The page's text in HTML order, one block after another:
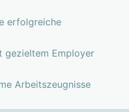
erfolgreiche
Employer
Arbeitszeugnisse